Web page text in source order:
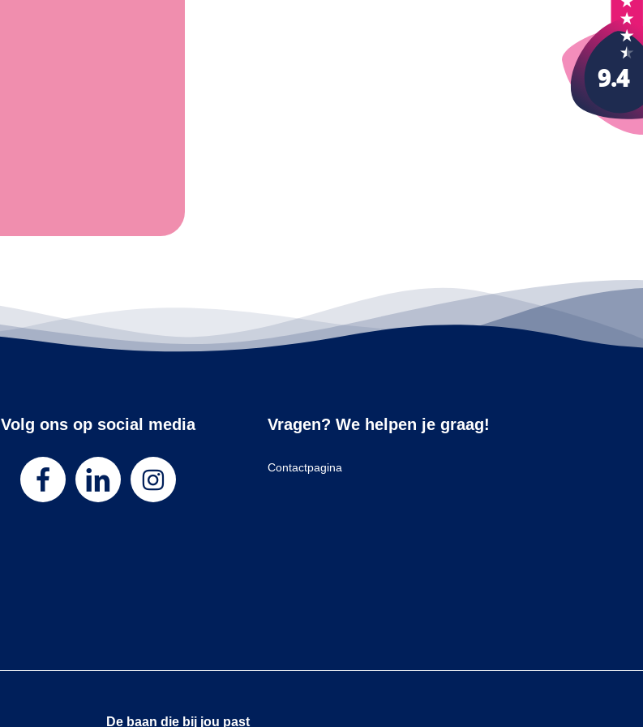
Volg ons op social media Vragen? We helpen je graag!
Contactpagina
De baan die bij jou past